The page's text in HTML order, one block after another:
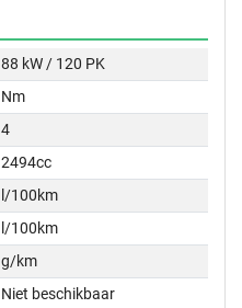
88 kW / 120 PK
Nm
4
2494cc
l/100km
l/100km
g/km
Niet beschikbaar